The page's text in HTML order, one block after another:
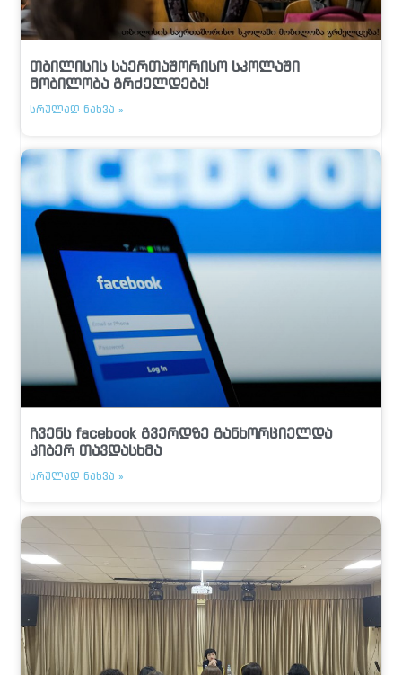
თბილისის საერთაშორისო სკოლაში
მობილობა გრძელდება!
ᲡᲠᲣᲚᲐᲓ ᲜᲐᲮᲕᲐ »
ჩვენს facebook გვერდზე განხორციელდა
კიბერ თავდასხმა
ᲡᲠᲣᲚᲐᲓ ᲜᲐᲮᲕᲐ »